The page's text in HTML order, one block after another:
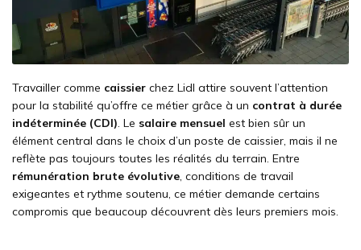
Travailler comme caissier chez Lidl attire souvent l’attention
pour la stabilité qu’offre ce métier grâce à un contrat à durée
indéterminée (CDI). Le salaire mensuel est bien sûr un
élément central dans le choix d’un poste de caissier, mais il ne
reflète pas toujours toutes les réalités du terrain. Entre
rémunération brute évolutive, conditions de travail
exigeantes et rythme soutenu, ce métier demande certains
compromis que beaucoup découvrent dès leurs premiers mois.